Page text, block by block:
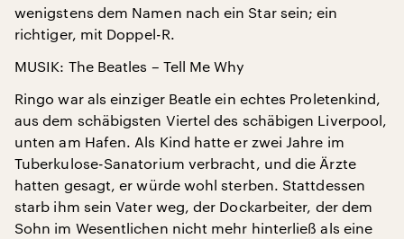
wenigstens dem Namen nach ein Star sein; ein
richtiger, mit Doppel-R.
MUSIK: The Beatles – Tell Me Why
Ringo war als einziger Beatle ein echtes Proletenkind,
aus dem schäbigsten Viertel des schäbigen Liverpool,
unten am Hafen. Als Kind hatte er zwei Jahre im
Tuberkulose-Sanatorium verbracht, und die Ärzte
hatten gesagt, er würde wohl sterben. Stattdessen
starb ihm sein Vater weg, der Dockarbeiter, der dem
Sohn im Wesentlichen nicht mehr hinterließ als eine